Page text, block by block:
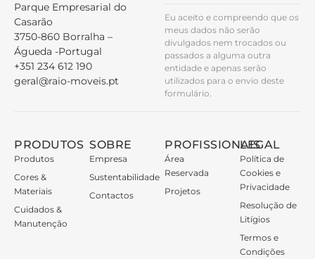
Parque Empresarial do
Casarão
3750-860 Borralha –
Águeda -Portugal
+351 234 612 190
geral@raio-moveis.pt
Eu aceito e compreendo que os
meus dados não serão
divulgados nem trocados ou
passados a alguma outra
entidade e apenas serão
utilizados para o envio deste
formulário.
PRODUTOS
Produtos
Cores &
Materiais
Cuidados &
Manutenção
SOBRE
Empresa
Sustentabilidade
Contactos
PROFISSIONAIS
Área
Reservada
Projetos
LEGAL
Política de
Cookies e
Privacidade
Resolução de
Litígios
Termos e
Condições